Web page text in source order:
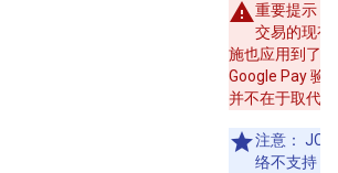
重要提示
交易的现有
施也应用到了
Google Pay 验
并不在于取代
注意 ：
络不支持